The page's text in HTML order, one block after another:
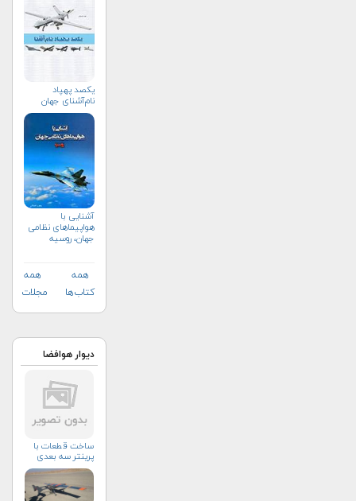
یکصد پهپاد
نام‌آشنای جهان
آشنایی با
هواپیماهای نظامی
جهان، روسیه
همه
کتاب‌ها
همه
مجلات
دیوار هوافضا
ساخت قطعات با
پرینتر سه بعدی